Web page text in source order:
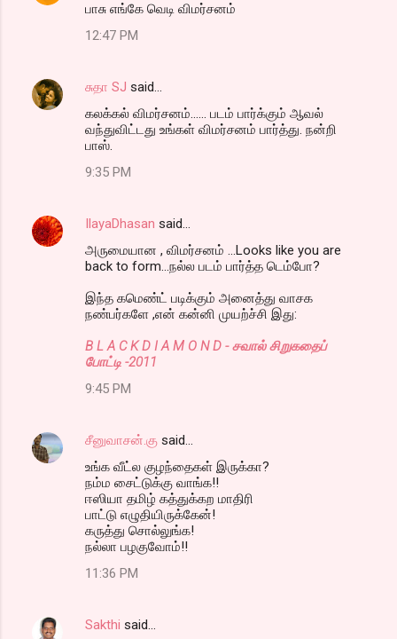
பாசு எங்கே வெடி விமர்சனம்
12:47 PM
சுதா SJ said…
கலக்கல் விமர்சனம்...... படம் பார்க்கும் ஆவல்
வந்துவிட்டது உங்கள் விமர்சனம் பார்த்து. நன்றி
பாஸ்.
9:35 PM
IlayaDhasan said…
அருமையான , விமர்சனம் ...Looks like you are
back to form...நல்ல படம் பார்த்த டெம்போ?
இந்த கமெண்ட் படிக்கும் அனைத்து வாசக
நண்பர்களே ,என் கன்னி முயற்ச்சி இது:
B L A C K D I A M O N D - சவால் சிறுகதைப்
போட்டி -2011
9:45 PM
சீனுவாசன்.கு said…
உங்க வீட்ல குழந்தைகள் இருக்கா?
நம்ம சைட்டுக்கு வாங்க!!
ஈஸியா தமிழ் கத்துக்கற மாதிரி
பாட்டு எழுதியிருக்கேன்!
கருத்து சொல்லுங்க!
நல்லா பழகுவோம்!!
11:36 PM
Sakthi said…